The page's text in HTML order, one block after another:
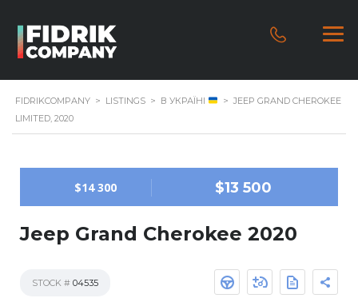
FIDRIKCOMPANY > LISTINGS > В УКРАЇНІ > JEEP GRAND CHEROKEE
LIMITED, 2020
$14 300 $13 500
Jeep Grand Cherokee 2020
STOCK # 04535